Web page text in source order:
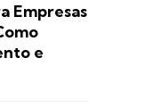
Empresas
e